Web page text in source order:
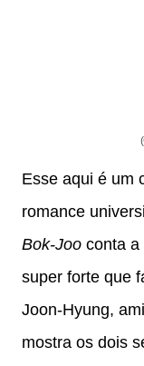
Esse aqui é um
romance
Bok-Joo conta a
super forte que
Joon-Hyung,
mostra os dois